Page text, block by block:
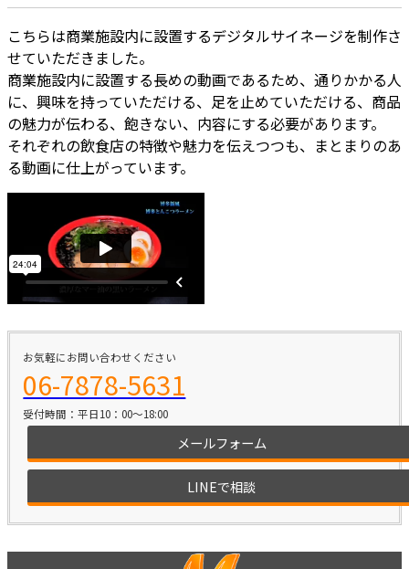
こちらは商業施設内に設置するデジタルサイネージを制作さ
せていただきました。
商業施設内に設置する長めの動画であるため、通りかかる人
に、興味を持っていただける、足を止めていただける、商品
の魅力が伝わる、飽きない、内容にする必要があります。
それぞれの飲食店の特徴や魅力を伝えつつも、まとまりのあ
る動画に仕上がっています。
お気軽にお問い合わせください
06-7878-5631
受付時間：平日10：00～18:00
メールフォーム
LINEで相談